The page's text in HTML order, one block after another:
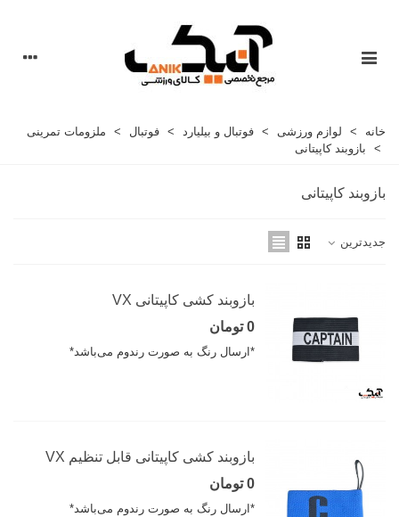
خانه > لوازم ورزشی > فوتبال و بیلیارد > فوتبال >
ملزومات تمرینی
>
بازوبند کاپیتانی
بازوبند کاپیتانی
جدیدترین
بازوبند کشی کاپیتانی VX
0 تومان
*ارسال رنگ به صورت رندوم می‌باشد*
بازوبند کشی کاپیتانی قابل تنظیم VX
0 تومان
*ارسال رنگ به صورت رندوم می‌باشد*